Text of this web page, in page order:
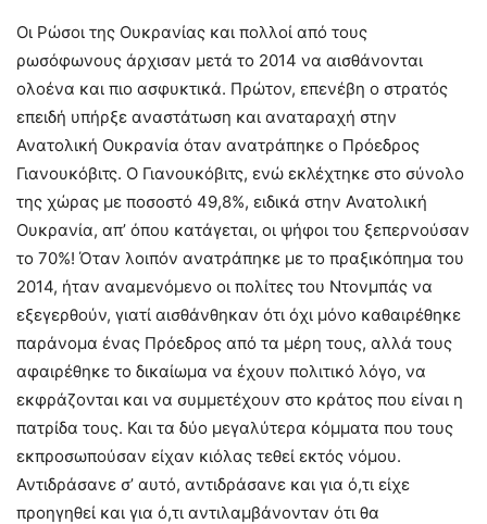
Οι Ρώσοι της Ουκρανίας και πολλοί από τους
ρωσόφωνους άρχισαν μετά το 2014 να αισθάνονται
ολοένα και πιο ασφυκτικά. Πρώτον, επενέβη ο στρατός
επειδή υπήρξε αναστάτωση και αναταραχή στην
Ανατολική Ουκρανία όταν ανατράπηκε ο Πρόεδρος
Γιανουκόβιτς. Ο Γιανουκόβιτς, ενώ εκλέχτηκε στο σύνολο
της χώρας με ποσοστό 49,8%, ειδικά στην Ανατολική
Ουκρανία, απ’ όπου κατάγεται, οι ψήφοι του ξεπερνούσαν
το 70%! Όταν λοιπόν ανατράπηκε με το πραξικόπημα του
2014, ήταν αναμενόμενο οι πολίτες του Ντονμπάς να
εξεγερθούν, γιατί αισθάνθηκαν ότι όχι μόνο καθαιρέθηκε
παράνομα ένας Πρόεδρος από τα μέρη τους, αλλά τους
αφαιρέθηκε το δικαίωμα να έχουν πολιτικό λόγο, να
εκφράζονται και να συμμετέχουν στο κράτος που είναι η
πατρίδα τους. Και τα δύο μεγαλύτερα κόμματα που τους
εκπροσωπούσαν είχαν κιόλας τεθεί εκτός νόμου.
Αντιδράσανε σ’ αυτό, αντιδράσανε και για ό,τι είχε
προηγηθεί και για ό,τι αντιλαμβάνονταν ότι θα